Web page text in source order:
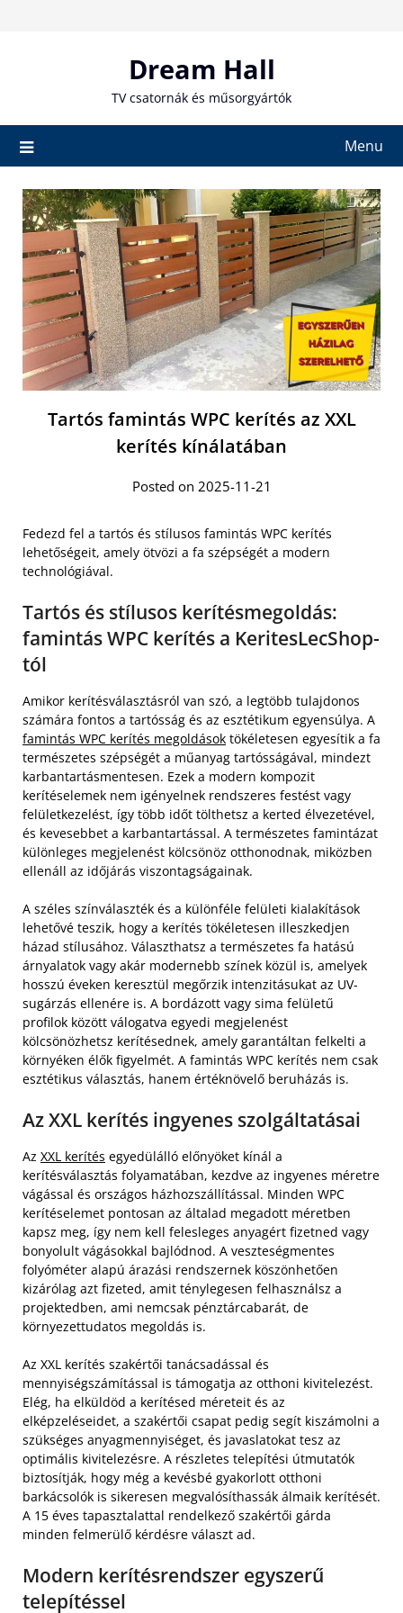
Dream Hall
TV csatornák és műsorgyártók
Menu
Tartós famintás WPC kerítés az XXL
kerítés kínálatában
Posted on 2025-11-21
Fedezd fel a tartós és stílusos famintás WPC kerítés
lehetőségeit, amely ötvözi a fa szépségét a modern
technológiával.
Tartós és stílusos kerítésmegoldás:
famintás WPC kerítés a KeritesLecShop-
tól
Amikor kerítésválasztásról van szó, a legtöbb tulajdonos
számára fontos a tartósság és az esztétikum egyensúlya. A
famintás WPC kerítés megoldások tökéletesen egyesítik a fa
természetes szépségét a műanyag tartósságával, mindezt
karbantartásmentesen. Ezek a modern kompozit
kerítéselemek nem igényelnek rendszeres festést vagy
felületkezelést, így több időt tölthetsz a kerted élvezetével,
és kevesebbet a karbantartással. A természetes famintázat
különleges megjelenést kölcsönöz otthonodnak, miközben
ellenáll az időjárás viszontagságainak.
A széles színválaszték és a különféle felületi kialakítások
lehetővé teszik, hogy a kerítés tökéletesen illeszkedjen
házad stílusához. Választhatsz a természetes fa hatású
árnyalatok vagy akár modernebb színek közül is, amelyek
hosszú éveken keresztül megőrzik intenzitásukat az UV-
sugárzás ellenére is. A bordázott vagy sima felületű
profilok között válogatva egyedi megjelenést
kölcsönözhetsz kerítésednek, amely garantáltan felkelti a
környéken élők figyelmét. A famintás WPC kerítés nem csak
esztétikus választás, hanem értéknövelő beruházás is.
Az XXL kerítés ingyenes szolgáltatásai
Az XXL kerítés egyedülálló előnyöket kínál a
kerítésválasztás folyamatában, kezdve az ingyenes méretre
vágással és országos házhozszállítással. Minden WPC
kerítéselemet pontosan az általad megadott méretben
kapsz meg, így nem kell felesleges anyagért fizetned vagy
bonyolult vágásokkal bajlódnod. A veszteségmentes
folyóméter alapú árazási rendszernek köszönhetően
kizárólag azt fizeted, amit ténylegesen felhasználsz a
projektedben, ami nemcsak pénztárcabarát, de
környezettudatos megoldás is.
Az XXL kerítés szakértői tanácsadással és
mennyiségszámítással is támogatja az otthoni kivitelezést.
Elég, ha elküldöd a kerítésed méreteit és az
elképzeléseidet, a szakértői csapat pedig segít kiszámolni a
szükséges anyagmennyiséget, és javaslatokat tesz az
optimális kivitelezésre. A részletes telepítési útmutatók
biztosítják, hogy még a kevésbé gyakorlott otthoni
barkácsolók is sikeresen megvalósíthassák álmaik kerítését.
A 15 éves tapasztalattal rendelkező szakértői gárda
minden felmerülő kérdésre választ ad.
Modern kerítésrendszer egyszerű
telepítéssel